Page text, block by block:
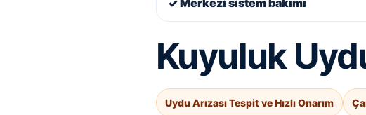
✓ Merkezi sistem bakımı
Kuyuluk
Uydu Arızası Tespit ve Hızlı Onarım